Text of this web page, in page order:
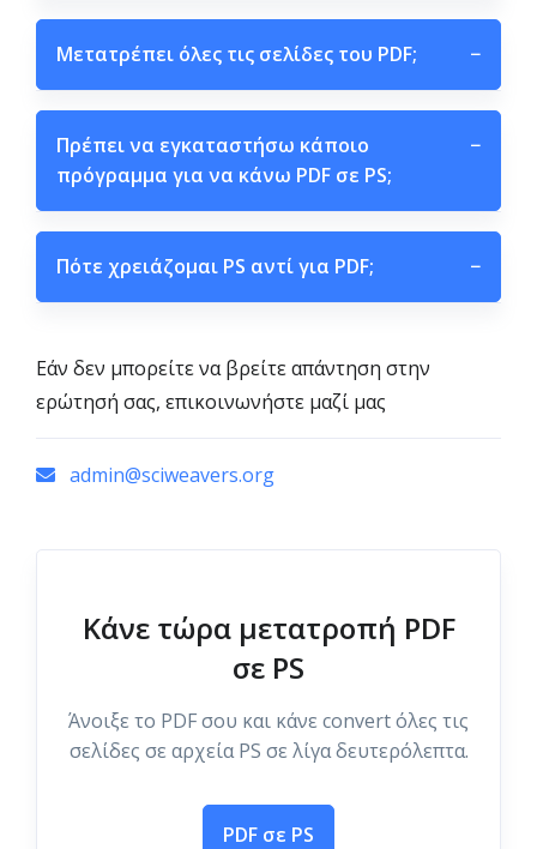
Μετατρέπει όλες τις σελίδες του PDF; −
Πρέπει να εγκαταστήσω κάποιο
πρόγραμμα για να κάνω PDF σε PS;
−
Πότε χρειάζομαι PS αντί για PDF; −
Εάν δεν μπορείτε να βρείτε απάντηση στην
ερώτησή σας, επικοινωνήστε μαζί μας
admin@sciweavers.org
Κάνε τώρα μετατροπή PDF
σε PS
Άνοιξε το PDF σου και κάνε convert όλες τις
σελίδες σε αρχεία PS σε λίγα δευτερόλεπτα.
PDF σε PS